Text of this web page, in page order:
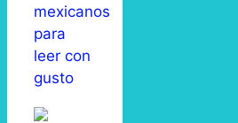
mexicanos
para
leer con
gusto